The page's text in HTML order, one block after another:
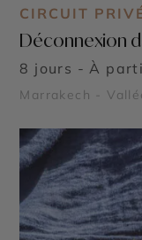
CIRCUIT
Déconnexion
8 jours - À
Marrakech -